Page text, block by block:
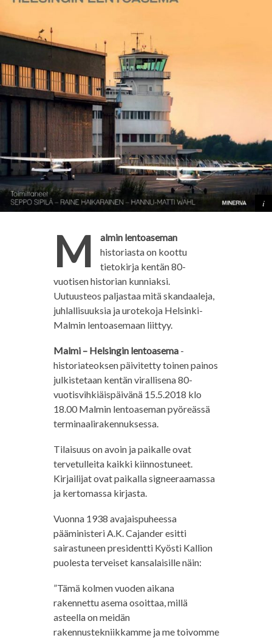
M
almin lentoaseman
historiasta on koottu
tietokirja kentän 80-
vuotisen historian kunniaksi.
Uutuusteos paljastaa mitä skandaaleja,
juhlallisuuksia ja urotekoja Helsinki-
Malmin lentoasemaan liittyy.
Malmi – Helsingin lentoasema-
historiateoksen päivitetty toinen painos
julkistetaan kentän virallisena 80-
vuotisvihkiäispäivänä 15.5.2018 klo
18.00 Malmin lentoaseman pyöreässä
terminaalirakennuksessa.
Tilaisuus on avoin ja paikalle ovat
tervetulleita kaikki kiinnostuneet.
Kirjailijat ovat paikalla signeeraamassa
ja kertomassa kirjasta.
Vuonna 1938 avajaispuheessa
pääministeri A.K. Cajander esitti
sairastuneen presidentti Kyösti Kallion
puolesta terveiset kansalaisille näin:
”Tämä kolmen vuoden aikana
rakennettu asema osoittaa, millä
asteella on meidän
rakennustekniikkamme ja me toivomme